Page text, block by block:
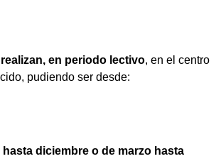
en periodo lectivo, en el centro
pudiendo ser desde:
diciembre o de marzo hasta